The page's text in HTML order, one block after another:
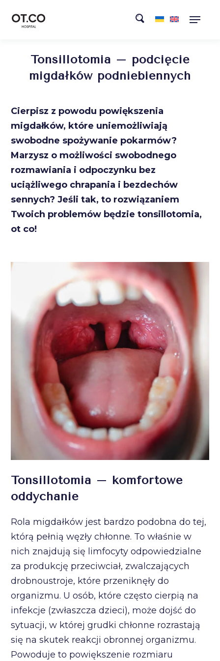
Tonsillotomia – podcięcie
migdałków podniebiennych
Cierpisz z powodu powiększenia
migdałków, które uniemożliwiają
swobodne spożywanie pokarmów?
Marzysz o możliwości swobodnego
rozmawiania i odpoczynku bez
uciążliwego chrapania i bezdechów
sennych? Jeśli tak, to rozwiązaniem
Twoich problemów będzie tonsillotomia,
ot co!
Tonsillotomia – komfortowe
oddychanie
Rola migdałków jest bardzo podobna do tej,
którą pełnią węzły chłonne. To właśnie w
nich znajdują się limfocyty odpowiedzialne
za produkcję przeciwciał, zwalczających
drobnoustroje, które przeniknęły do
organizmu. U osób, które często cierpią na
infekcje (zwłaszcza dzieci), może dojść do
sytuacji, w której grudki chłonne rozrastają
się na skutek reakcji obronnej organizmu.
Powoduje to powiększenie rozmiaru